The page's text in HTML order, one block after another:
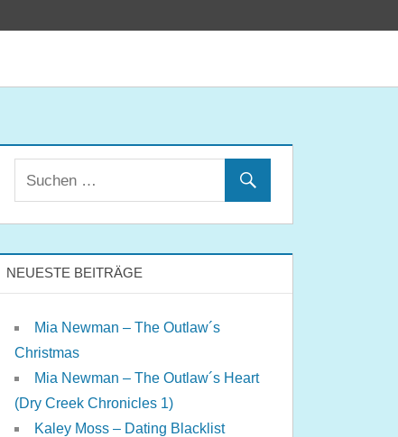
NEUESTE BEITRÄGE
Mia Newman – The Outlaw´s
Christmas
Mia Newman – The Outlaw´s Heart
(Dry Creek Chronicles 1)
Kaley Moss – Dating Blacklist